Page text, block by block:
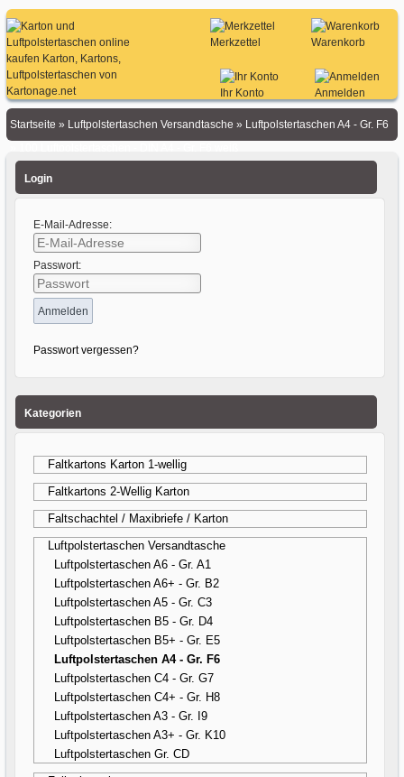
Warenkorb
Merkzettel
Anmelden
Ihr Konto
Startseite » Luftpolstertaschen Versandtasche » Luftpolstertaschen A4 - Gr. F6
Login
E-Mail-Adresse:
Passwort:
Passwort vergessen?
Kategorien
Faltkartons Karton 1-wellig
Faltkartons 2-Wellig Karton
Faltschachtel / Maxibriefe / Karton
Luftpolstertaschen Versandtasche
Luftpolstertaschen A6 - Gr. A1
Luftpolstertaschen A6+ - Gr. B2
Luftpolstertaschen A5 - Gr. C3
Luftpolstertaschen B5 - Gr. D4
Luftpolstertaschen B5+ - Gr. E5
Luftpolstertaschen A4 - Gr. F6
Luftpolstertaschen C4 - Gr. G7
Luftpolstertaschen C4+ - Gr. H8
Luftpolstertaschen A3 - Gr. I9
Luftpolstertaschen A3+ - Gr. K10
Luftpolstertaschen Gr. CD